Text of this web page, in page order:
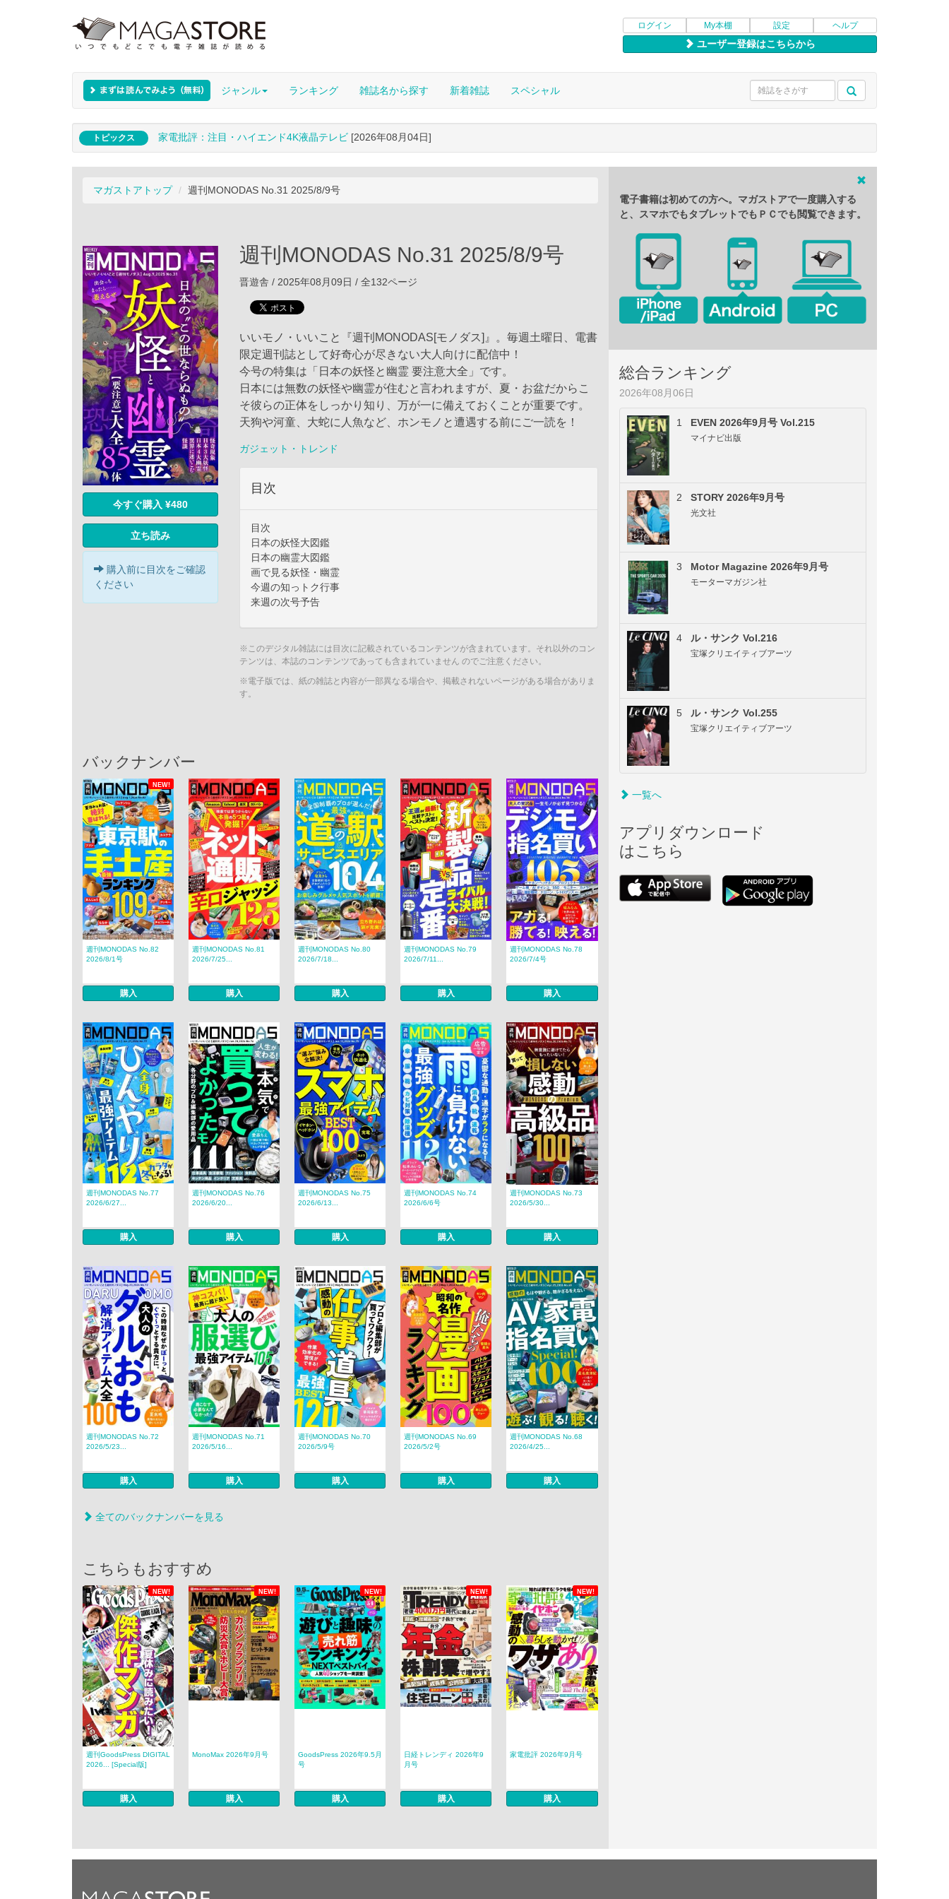
ログイン My本棚 設定 ヘルプ
ユーザー登録はこちらから
ジャンル ランキング 雑誌名から探す 新着雑誌 スペシャル
トピックス 家電批評：注目・ハイエンド4K液晶テレビ [2026年08月04日]
マガストアトップ 週刊MONODAS No.31 2025/8/9号
今すぐ購入 ¥480
立ち読み
購入前に目次をご確認
ください
週刊MONODAS No.31 2025/8/9号
晋遊舎 / 2025年08月09日 / 全132ページ
いいモノ・いいこと『週刊MONODAS[モノダス]』。毎週土曜日、電書
限定週刊誌として好奇心が尽きない大人向けに配信中！
今号の特集は「日本の妖怪と幽霊 要注意大全」です。
日本には無数の妖怪や幽霊が住むと言われますが、夏・お盆だからこ
そ彼らの正体をしっかり知り、万が一に備えておくことが重要です。
天狗や河童、大蛇に人魚など、ホンモノと遭遇する前にご一読を！
ガジェット・トレンド
目次
目次
日本の妖怪大図鑑
日本の幽霊大図鑑
画で見る妖怪・幽霊
今週の知っトク行事
来週の次号予告
※このデジタル雑誌には目次に記載されているコンテンツが含まれています。それ以外のコン
テンツは、本誌のコンテンツであっても含まれていません のでご注意ください。
※電子版では、紙の雑誌と内容が一部異なる場合や、掲載されないページがある場合がありま
す。
バックナンバー
NEW!
週刊MONODAS No.82
2026/8/1号
購入
週刊MONODAS No.81
2026/7/25...
購入
週刊MONODAS No.80
2026/7/18...
購入
週刊MONODAS No.79
2026/7/11...
購入
週刊MONODAS No.78
2026/7/4号
購入
週刊MONODAS No.77
2026/6/27...
購入
週刊MONODAS No.76
2026/6/20...
購入
週刊MONODAS No.75
2026/6/13...
購入
週刊MONODAS No.74
2026/6/6号
購入
週刊MONODAS No.73
2026/5/30...
購入
週刊MONODAS No.72
2026/5/23...
購入
週刊MONODAS No.71
2026/5/16...
購入
週刊MONODAS No.70
2026/5/9号
購入
週刊MONODAS No.69
2026/5/2号
購入
週刊MONODAS No.68
2026/4/25...
購入
全てのバックナンバーを見る
こちらもおすすめ
NEW! NEW! NEW! NEW! NEW!
週刊GoodsPress DIGITAL
2026... [Special版]
購入
MonoMax 2026年9月号
購入
GoodsPress 2026年9.5月
号
購入
日経トレンディ 2026年9
月号
購入
家電批評 2026年9月号
購入
電子書籍は初めての方へ。マガストアで一度購入する
と、スマホでもタブレットでもＰＣでも閲覧できます。
総合ランキング
2026年08月06日
1 EVEN 2026年9月号 Vol.215
マイナビ出版
2 STORY 2026年9月号
光文社
3 Motor Magazine 2026年9月号
モーターマガジン社
4 ル・サンク Vol.216
宝塚クリエイティブアーツ
5 ル・サンク Vol.255
宝塚クリエイティブアーツ
一覧へ
アプリダウンロード
はこちら